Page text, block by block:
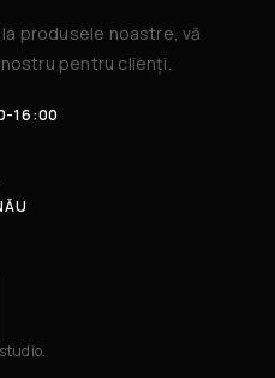
produsele noastre, vă
pentru clienți.​
16:00